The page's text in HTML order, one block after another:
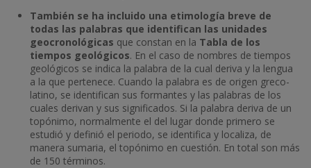
También se ha incluido una etimología breve de
todas las palabras que identifican las unidades
geocronológicas que constan en la Tabla de los
tiempos geológicos. En el caso de nombres de tiempos
geológicos se indica la palabra de la cual deriva y la lengua
a la que pertenece. Cuando la palabra es de origen greco-
latino, se identifican sus formantes y las palabras de los
cuales derivan y sus significados. Si la palabra deriva de un
topónimo, normalmente el del lugar donde primero se
estudió y definió el periodo, se identifica y localiza, de
manera sumaria, el topónimo en cuestión. En total son más
de 150 términos.